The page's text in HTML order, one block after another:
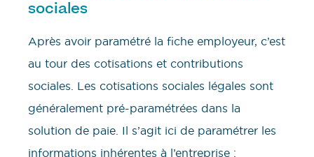
sociales
Après avoir paramétré la fiche employeur, c’est
au tour des cotisations et contributions
sociales. Les cotisations sociales légales sont
généralement pré-paramétrées dans la
solution de paie. Il s’agit ici de paramétrer les
informations inhérentes à l’entreprise :